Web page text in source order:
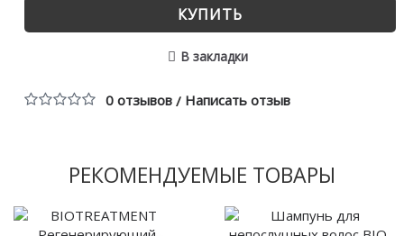
КУПИТЬ
В закладки
0 отзывов/ Написать отзыв
РЕКОМЕНДУЕМЫЕ ТОВАРЫ